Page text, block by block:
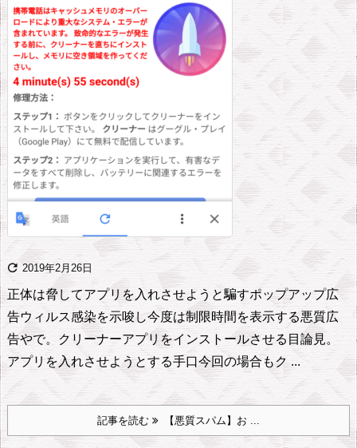
 2019年2月26日
正体は脅してアプリを入れさせようと騙すポップアップ広
告ウィルス感染を示唆し今度は制限時間を表示する悪質広
告やで。
クリーナーアプリをインストールさせる目論見。
アプリを入れさせようとする手口今回の場合もク ...
記事を読む 【悪質スパム】お ...